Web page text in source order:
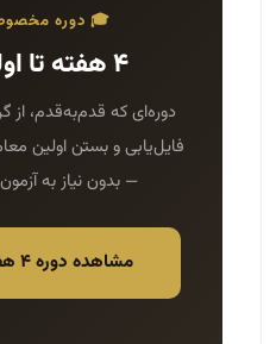
🎓 دوره
۴ هفته تا اولین قرارداد
دوره‌ای که قدم‌به‌قدم، از
فایل‌یابی و بستن اولین
— بدون نیاز به
مشاهده دوره ۴ هفته تا قرارداد ←